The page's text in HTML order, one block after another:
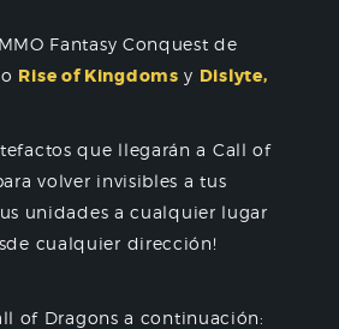
Fantasy Conquest de
Rise of Kingdoms y Dislyte,
que llegarán a Call of
volver invisibles a tus
unidades a cualquier lugar
cualquier dirección!
of Dragons a continuación: